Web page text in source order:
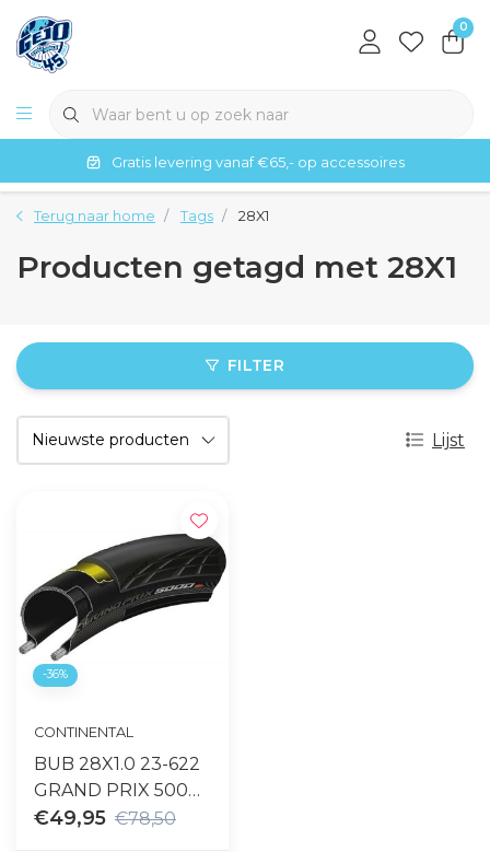
0
Gratis levering vanaf €65,- op accessoires
Terug naar home Tags 28X1
Producten getagd met 28X1
FILTER
Lijst
-36%
CONTINENTAL
BUB 28X1.0 23-622
GRAND PRIX 5000
ZWART VW
€49,95 €78,50